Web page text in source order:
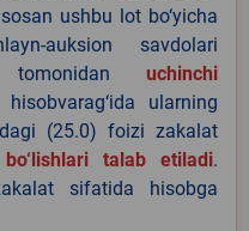
ushbu lot bo‘yicha
auksion savdolari
tomonidan uchinchi
ularning
(25.0) foizi zakalat
talab etiladi.
sifatida hisobga